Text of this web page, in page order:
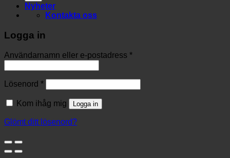
Nyheter
Kontakta oss
Logga in
Användarnamn eller e-postadress *
Lösenord *
Kom ihåg mig Logga in
Glömt ditt lösenord?